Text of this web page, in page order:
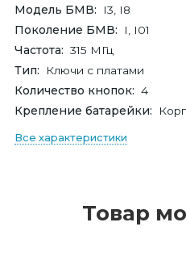
Модель БМВ
I3, I8
Поколение БМВ
I, I01
Частота
315 МГц
Тип
Ключи с платами
Количество кнопок
4
Крепление батарейки
Все характеристики
Товар